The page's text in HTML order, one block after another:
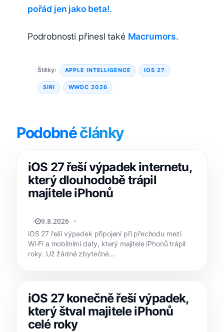
pořád jen jako beta!.
Podrobnosti přinesl také Macrumors.
Štítky: APPLE INTELLIGENCE IOS 27
SIRI WWDC 2026
Podobnéčlánky
iOS 27 řeší výpadek internetu,
který dlouhodobě trápil
majitele iPhonů
MATYÁŠ KOZÁK
9.8.2026
iOS 27 řeší výpadek připojení při přechodu mezi
Wi‑Fi a mobilními daty, který majitele iPhonů trápil
roky. Už žádné zbytečné...
iOS 27 konečně řeší výpadek,
který štval majitele iPhonů
celé roky